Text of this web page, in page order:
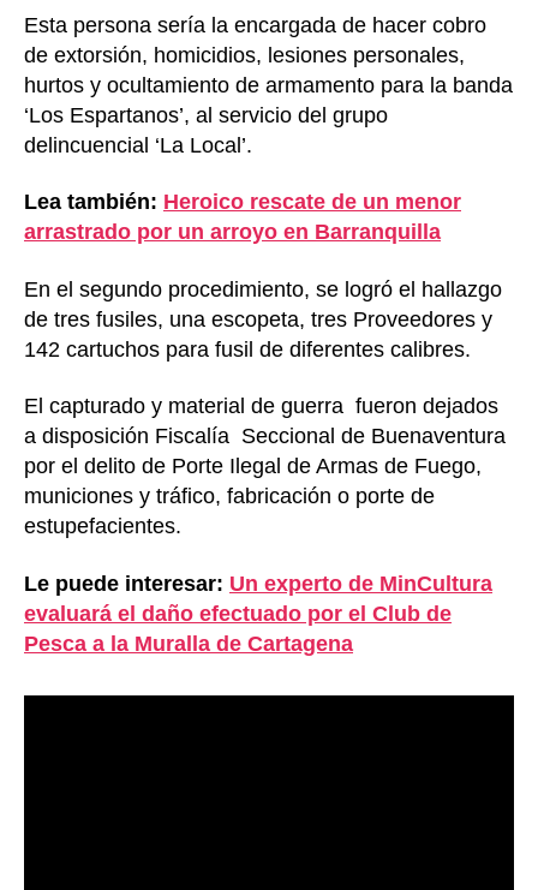
Esta persona sería la encargada de hacer cobro
de extorsión, homicidios, lesiones personales,
hurtos y ocultamiento de armamento para la banda
‘Los Espartanos’, al servicio del grupo
delincuencial ‘La Local’.
Lea también: Heroico rescate de un menor
arrastrado por un arroyo en Barranquilla
En el segundo procedimiento, se logró el hallazgo
de tres fusiles, una escopeta, tres Proveedores y
142 cartuchos para fusil de diferentes calibres.
El capturado y material de guerra fueron dejados
a disposición Fiscalía Seccional de Buenaventura
por el delito de Porte Ilegal de Armas de Fuego,
municiones y tráfico, fabricación o porte de
estupefacientes.
Le puede interesar: Un experto de MinCultura
evaluará el daño efectuado por el Club de
Pesca a la Muralla de Cartagena